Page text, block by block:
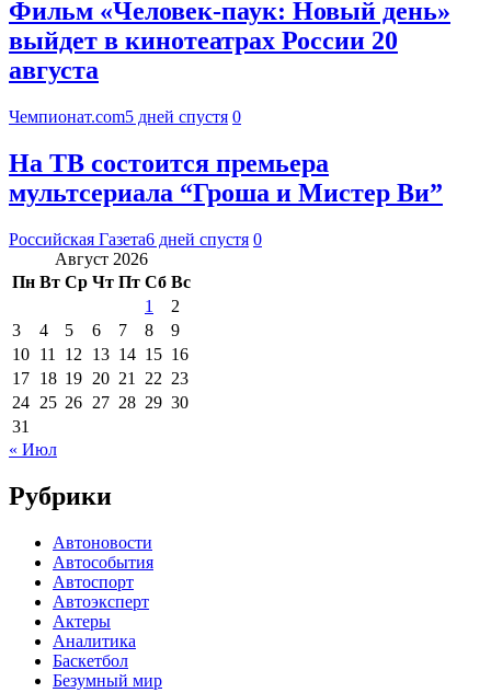
Фильм «Человек-паук: Новый день»
выйдет в кинотеатрах России 20
августа
Чемпионат.com5 дней спустя 0
На ТВ состоится премьера
мультсериала “Гроша и Мистер Ви”
Российская Газета6 дней спустя 0
Август 2026
Пн Вт Ср Чт Пт Сб Вс
1
2
3
4 5 6 7 8
9
10 11 12 13 14 15 16
17 18 19 20 21 22 23
24 25 26 27 28 29 30
31
« Июл
Рубрики
Автоновости
Автособытия
Автоспорт
Автоэксперт
Актеры
Аналитика
Баскетбол
Безумный мир